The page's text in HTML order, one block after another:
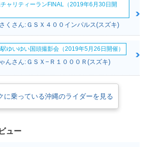
ャリティーランFINAL（2019年6月30日開
くさん:ＧＳＸ４００インパルス(スズキ)
ゆいゆい国頭撮影会（2019年5月26日開催）
んさん:ＧＳＸ−Ｒ１０００Ｒ(スズキ)
に乗っている沖縄のライダーを見る
ュー